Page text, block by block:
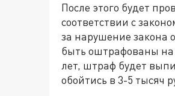
После этого будет
соответствии с
за нарушение закона
быть оштрафованы на
лет, штраф будет
обойтись в 3-5 тысяч